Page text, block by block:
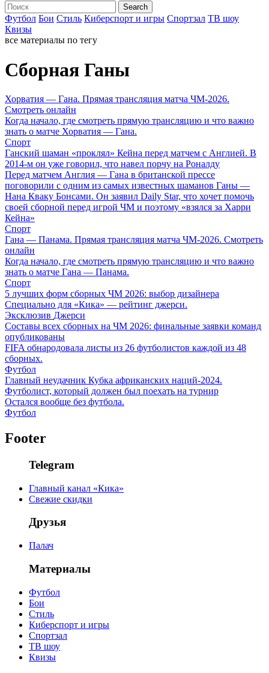
Футбол Бои Стиль Киберспорт и игры Спортзал ТВ шоу
Квизы
все материалы по тегу
Сборная Ганы
Хорватия — Гана. Прямая трансляция матча ЧМ-2026.
Смотреть онлайн
Когда начало, где смотреть прямую трансляцию и что важно
знать о матче Хорватия — Гана.
Спорт
Ганский шаман «проклял» Кейна перед матчем с Англией. В
2014-м он уже говорил, что навел порчу на Роналду
Перед матчем Англия — Гана в британской прессе
поговорили с одним из самых известных шаманов Ганы —
Нана Кваку Бонсами. Он заявил Daily Star, что хочет помочь
своей сборной перед игрой ЧМ и поэтому «взялся за Харри
Кейна»
Спорт
Гана — Панама. Прямая трансляция матча ЧМ-2026. Смотреть
онлайн
Когда начало, где смотреть прямую трансляцию и что важно
знать о матче Гана — Панама.
Спорт
5 лучших форм сборных ЧМ 2026: выбор дизайнера
Специально для «Кика» — рейтинг джерси.
Эксклюзив Джерси
Составы всех сборных на ЧМ 2026: финальные заявки команд
опубликованы
FIFA обнародовала листы из 26 футболистов каждой из 48
сборных.
Футбол
Главный неудачник Кубка африканских наций-2024.
Футболист, который должен был поехать на турнир
Остался вообще без футбола.
Футбол
Footer
Telegram
Главный канал «Кика»
Свежие скидки
Друзья
Палач
Материалы
Футбол
Бои
Стиль
Киберспорт и игры
Спортзал
ТВ шоу
Квизы